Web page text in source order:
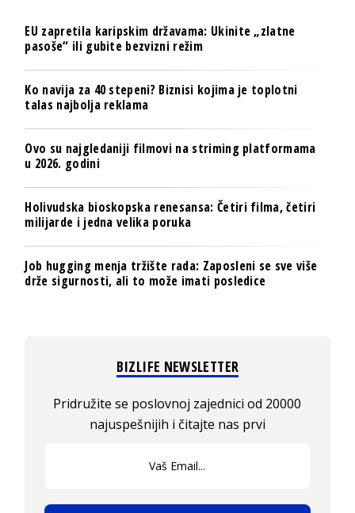
EU zapretila karipskim državama: Ukinite „zlatne
pasoše“ ili gubite bezvizni režim
Ko navija za 40 stepeni? Biznisi kojima je toplotni
talas najbolja reklama
Ovo su najgledaniji filmovi na striming platformama
u 2026. godini
Holivudska bioskopska renesansa: Četiri filma, četiri
milijarde i jedna velika poruka
Job hugging menja tržište rada: Zaposleni se sve više
drže sigurnosti, ali to može imati posledice
BIZLIFE NEWSLETTER
Pridružite se poslovnoj zajednici od 20000
najuspešnijih i čitajte nas prvi